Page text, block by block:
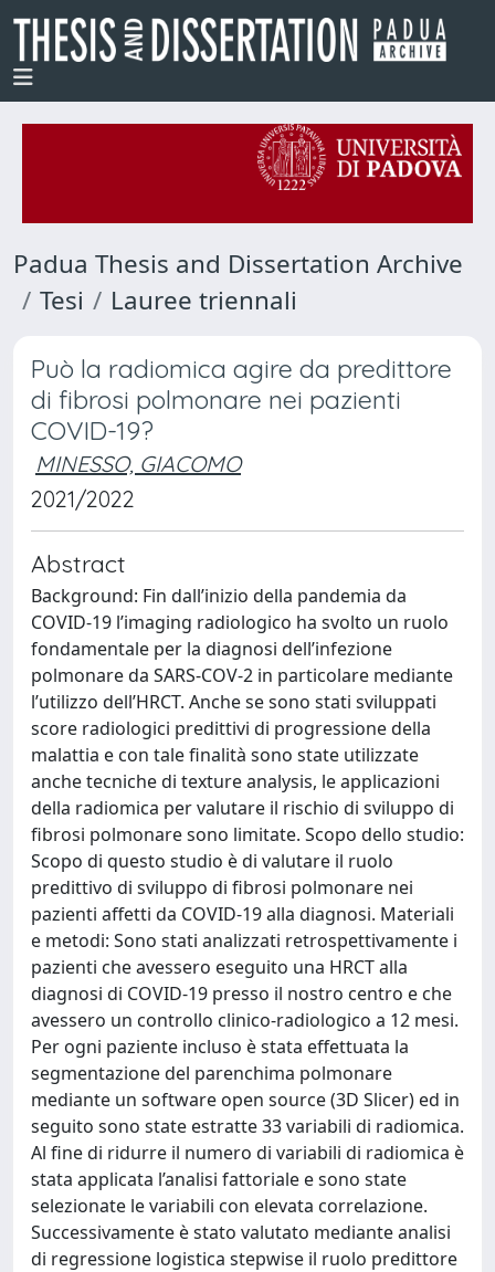
Padua Thesis and Dissertation Archive
Tesi
Lauree triennali
Può la radiomica agire da predittore
di fibrosi polmonare nei pazienti
COVID-19?
MINESSO, GIACOMO
2021/2022
Abstract
Background: Fin dall’inizio della pandemia da
COVID-19 l’imaging radiologico ha svolto un ruolo
fondamentale per la diagnosi dell’infezione
polmonare da SARS-COV-2 in particolare mediante
l’utilizzo dell’HRCT. Anche se sono stati sviluppati
score radiologici predittivi di progressione della
malattia e con tale finalità sono state utilizzate
anche tecniche di texture analysis, le applicazioni
della radiomica per valutare il rischio di sviluppo di
fibrosi polmonare sono limitate. Scopo dello studio:
Scopo di questo studio è di valutare il ruolo
predittivo di sviluppo di fibrosi polmonare nei
pazienti affetti da COVID-19 alla diagnosi. Materiali
e metodi: Sono stati analizzati retrospettivamente i
pazienti che avessero eseguito una HRCT alla
diagnosi di COVID-19 presso il nostro centro e che
avessero un controllo clinico-radiologico a 12 mesi.
Per ogni paziente incluso è stata effettuata la
segmentazione del parenchima polmonare
mediante un software open source (3D Slicer) ed in
seguito sono state estratte 33 variabili di radiomica.
Al fine di ridurre il numero di variabili di radiomica è
stata applicata l’analisi fattoriale e sono state
selezionate le variabili con elevata correlazione.
Successivamente è stato valutato mediante analisi
di regressione logistica stepwise il ruolo predittore